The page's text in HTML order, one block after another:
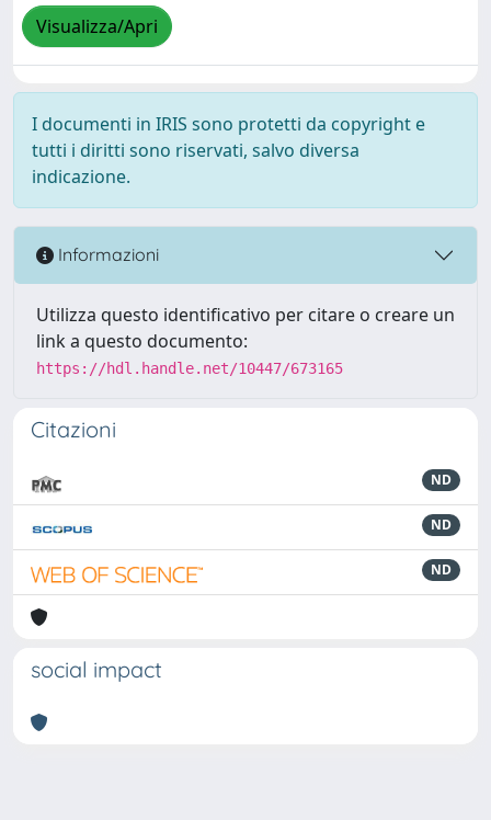
Visualizza/Apri
I documenti in IRIS sono protetti da copyright e
tutti i diritti sono riservati, salvo diversa
indicazione.
Informazioni
Utilizza questo identificativo per citare o creare un
link a questo documento:
https://hdl.handle.net/10447/673165
Citazioni
ND
ND
ND
social impact